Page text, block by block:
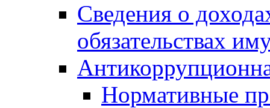
Сведения о
обязательствах
Нормативные